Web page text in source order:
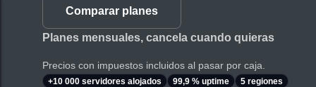
Comparar planes
Planes mensuales, cancela cuando quieras
Precios con impuestos incluidos al pasar por caja.
+10 000 servidores alojados 99,9 % uptime
5 regiones